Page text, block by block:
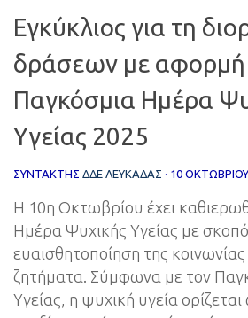
Εγκύκλιος για τη
δράσεων με αφορμή
Παγκόσμια Ημέρα
Υγείας 2025
ΣΥΝΤΆΚΤΗΣ ΔΔΕ ΛΕΥΚΑΔΑΣ · 10
Η 10η Οκτωβρίου έχει
Ημέρα Ψυχικής Υγείας με
ευαισθητοποίηση της
ζητήματα. Σύμφωνα με τον
Υγείας, η ψυχική υγεία